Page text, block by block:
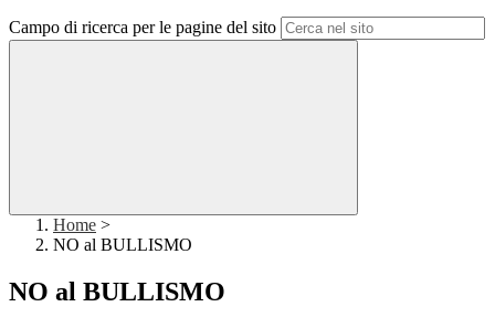
Campo di ricerca per le pagine del sito
Home >
NO al BULLISMO
NO al BULLISMO